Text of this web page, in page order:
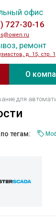
офис
727-30-16
ремонт
д. 15, стр. 1
↗
↗
О
Журнал
Контакты
О заводе №
для
тегам: